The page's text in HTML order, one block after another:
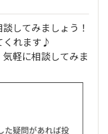
してみましょう！
くれます♪
軽に相談してみま